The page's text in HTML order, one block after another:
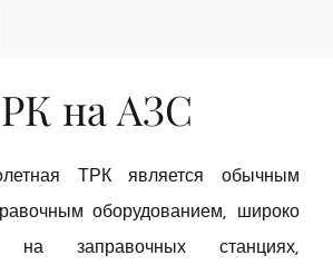
на АЗС
ТРК является обычным
оборудованием, широко
на заправочных станциях,